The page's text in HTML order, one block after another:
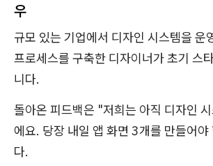
우
규모 있는 기업에서 디자인 시스템을 운
프로세스를 구축한 디자이너가 초기 스
니다.
돌아온 피드백은 "저희는 아직 디자인
에요. 당장 내일 앱 화면 3개를 만들어
다.